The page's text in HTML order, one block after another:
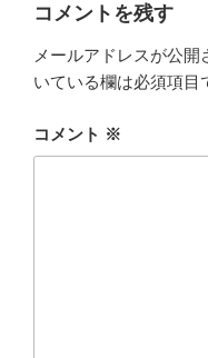
コメントを残す
メールアドレスが公開
いている欄は必須項目
コメント ※